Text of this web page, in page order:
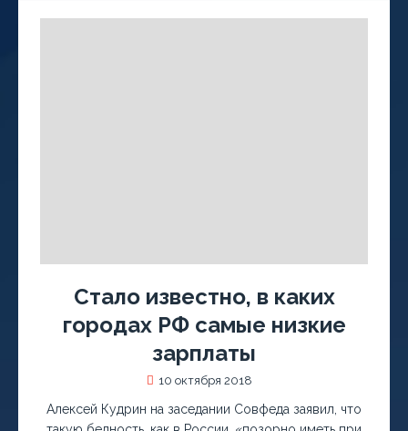
Стало известно, в каких
городах РФ самые низкие
зарплаты
10 октября 2018
Алексей Кудрин на заседании Совфеда заявил, что